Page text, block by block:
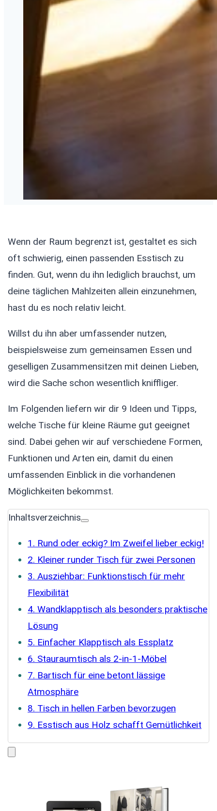
Wenn der Raum begrenzt ist, gestaltet es sich
oft schwierig, einen passenden Esstisch zu
finden. Gut, wenn du ihn lediglich brauchst, um
deine täglichen Mahlzeiten allein einzunehmen,
hast du es noch relativ leicht.
Willst du ihn aber umfassender nutzen,
beispielsweise zum gemeinsamen Essen und
geselligen Zusammensitzen mit deinen Lieben,
wird die Sache schon wesentlich kniffliger.
Im Folgenden liefern wir dir 9 Ideen und Tipps,
welche Tische für kleine Räume gut geeignet
sind. Dabei gehen wir auf verschiedene Formen,
Funktionen und Arten ein, damit du einen
umfassenden Einblick in die vorhandenen
Möglichkeiten bekommst.
Inhaltsverzeichnis
1. Rund oder eckig? Im Zweifel lieber eckig!
2. Kleiner runder Tisch für zwei Personen
3. Ausziehbar: Funktionstisch für mehr
Flexibilität
4. Wandklapptisch als besonders praktische
Lösung
5. Einfacher Klapptisch als Essplatz
6. Stauraumtisch als 2-in-1-Möbel
7. Bartisch für eine betont lässige
Atmosphäre
8. Tisch in hellen Farben bevorzugen
9. Esstisch aus Holz schafft Gemütlichkeit